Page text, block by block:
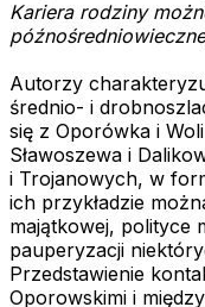
Kariera rodziny
Autorzy
średnio- i
się z Oporówka i
Sławoszewa i
i Trojanowych, w
ich przykładzie
majątkowej, polityce
pauperyzacji
Przedstawienie
Oporowskimi i